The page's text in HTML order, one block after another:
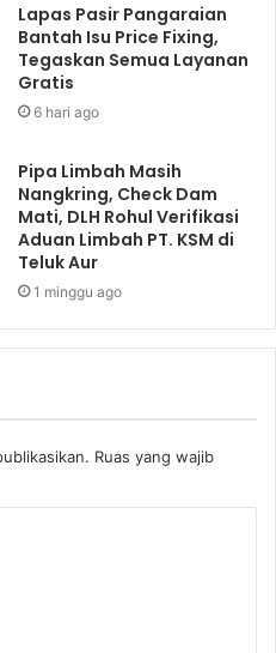
Lapas Pasir Pangaraian
Bantah Isu Price Fixing,
Tegaskan Semua Layanan
Gratis
6 hari ago
Pipa Limbah Masih
Nangkring, Check Dam
Mati, DLH Rohul Verifikasi
Aduan Limbah PT. KSM di
Teluk Aur
1 minggu ago
Ruas yang wajib